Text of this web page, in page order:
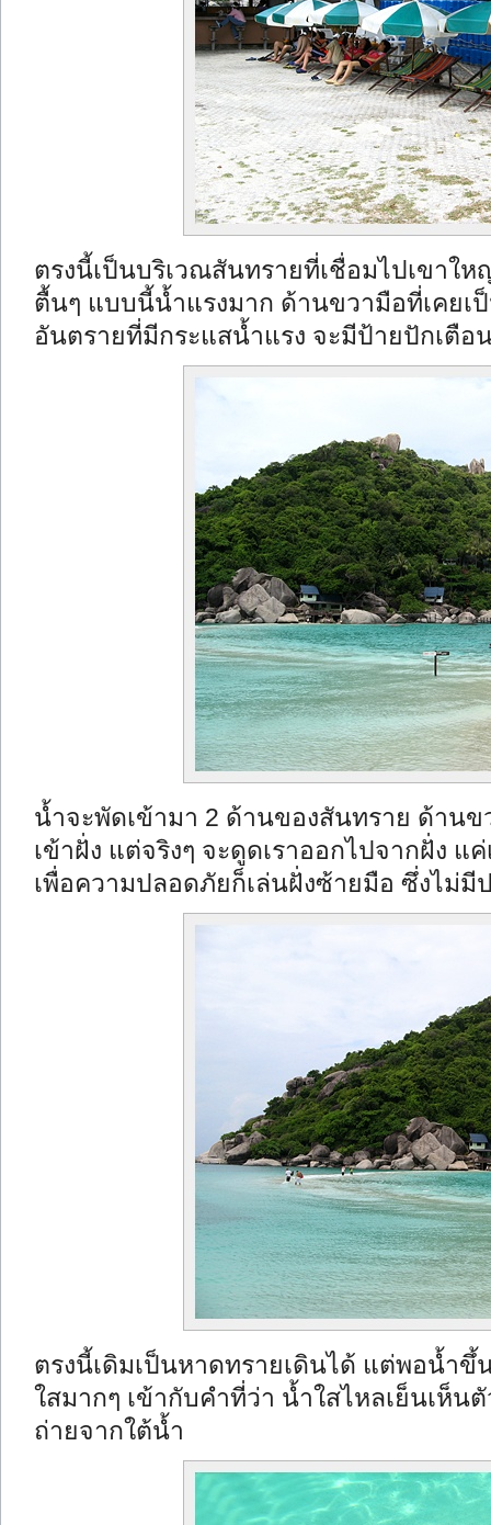
ตรงนี้เป็นบริเวณสันทรายที่เชื่อมไปเขาใ
ตื้นๆ แบบนี้น้ำแรงมาก ด้านขวามือที่เคยเ
อันตรายที่มีกระแสน้ำแรง จะมีป้ายปักเตือ
น้ำจะพัดเข้ามา 2 ด้านของสันทราย ด้าน
เข้าฝั่ง แต่จริงๆ จะดูดเราออกไปจากฝั่ง
เพื่อความปลอดภัยก็เล่นฝั่งซ้ายมือ ซึ่งไม่มี
ตรงนี้เดิมเป็นหาดทรายเดินได้ แต่พอน้ำ
ใสมากๆ เข้ากับคำที่ว่า น้ำใสไหลเย็นเห็น
ถ่ายจากใต้น้ำ